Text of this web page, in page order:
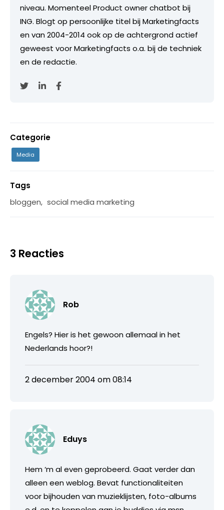
niveau. Momenteel Product owner chatbot bij
ING. Blogt op persoonlijke titel bij Marketingfacts
en van 2004-2014 ook op de achtergrond actief
geweest voor Marketingfacts o.a. bij de techniek
en de redactie.
Categorie
Media
Tags
bloggen, social media marketing
3 Reacties
Rob
Engels? Hier is het gewoon allemaal in het
Nederlands hoor?!
2 december 2004 om 08:14
Eduys
Hem ‘m al even geprobeerd. Gaat verder dan
alleen een weblog. Bevat functionaliteiten
voor bijhouden van muzieklijsten, foto-albums